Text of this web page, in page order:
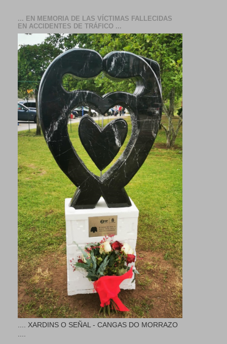
... EN MEMORIA DE LAS VÍCTIMAS FALLECIDAS
EN ACCIDENTES DE TRÁFICO ...
.... XARDINS O SEÑAL - CANGAS DO MORRAZO